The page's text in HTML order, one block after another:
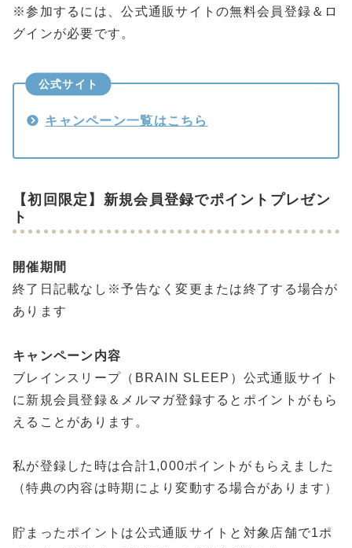
※参加するには、公式通販サイトの無料会員登録＆ロ
グインが必要です。
公式サイト
キャンペーン一覧はこちら
【初回限定】新規会員登録でポイントプレゼン
ト
開催期間
終了日記載なし※予告なく変更または終了する場合が
あります
キャンペーン内容
ブレインスリープ（BRAIN SLEEP）公式通販サイト
に新規会員登録＆メルマガ登録するとポイントがもら
えることがあります。
私が登録した時は合計1,000ポイントがもらえました
（特典の内容は時期により変動する場合があります）
貯まったポイントは公式通販サイトと対象店舗で1ポ